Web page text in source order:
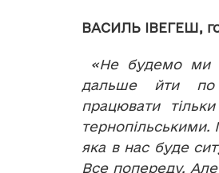
ВАСИЛЬ ІВЕГЕШ,
«Не будемо ми
дальше йти по
працювати
тернопільськими.
яка в нас буде
Все попереду.